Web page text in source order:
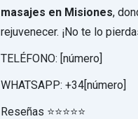
masajes en Misiones,
rejuvenecer. ¡No te lo
TELÉFONO: [número]
WHATSAPP: +34[número]
Reseñas ⭐⭐⭐⭐⭐